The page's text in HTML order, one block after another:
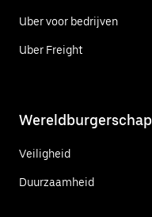
Uber voor bedrijven
Uber Freight
Wereldburgerschap
Veiligheid
Duurzaamheid